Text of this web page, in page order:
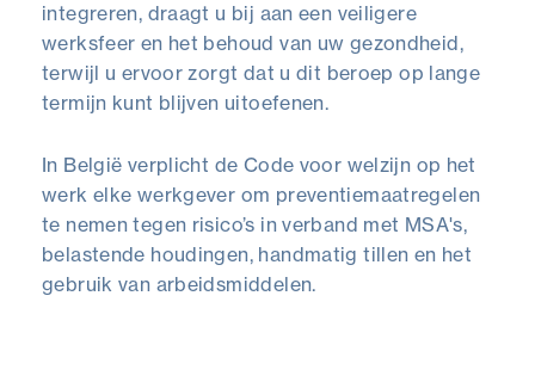
integreren, draagt u bij aan een veiligere
werksfeer en het behoud van uw gezondheid,
terwijl u ervoor zorgt dat u dit beroep op lange
termijn kunt blijven uitoefenen.
In België verplicht de Code voor welzijn op het
werk elke werkgever om preventiemaatregelen
te nemen tegen risico’s in verband met MSA's,
belastende houdingen, handmatig tillen en het
gebruik van arbeidsmiddelen.